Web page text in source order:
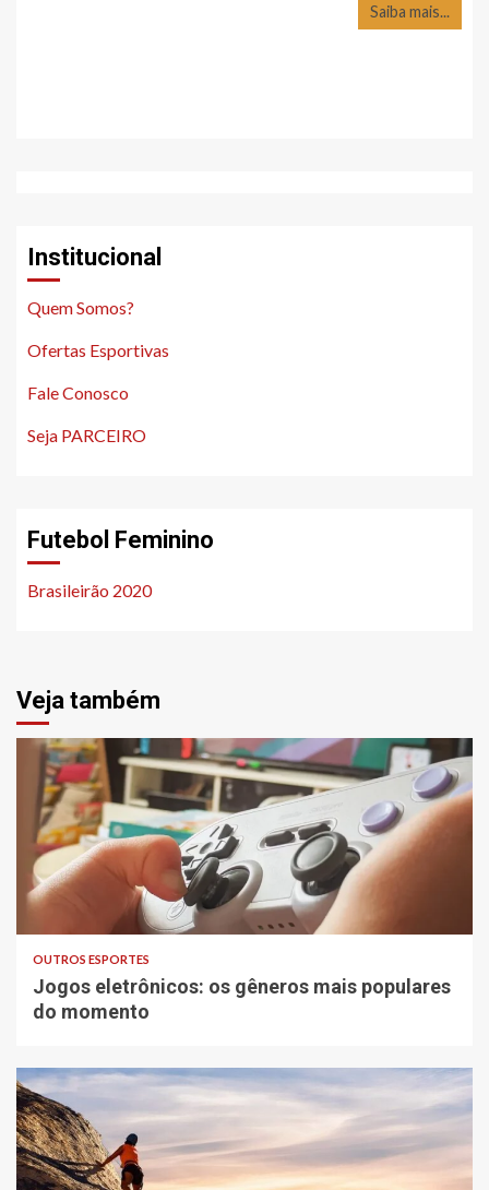
Saiba mais...
Institucional
Quem Somos?
Ofertas Esportivas
Fale Conosco
Seja PARCEIRO
Futebol Feminino
Brasileirão 2020
Veja também
OUTROS ESPORTES
Jogos eletrônicos: os gêneros mais populares
do momento